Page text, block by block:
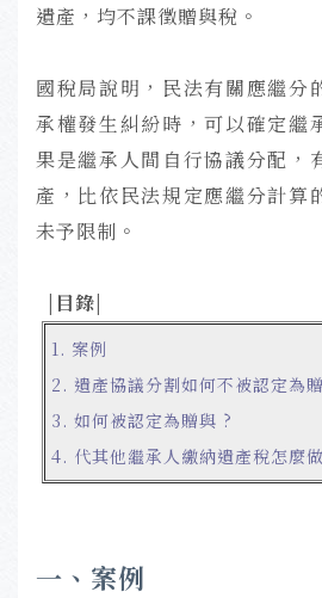
遺產，均不課徵贈與稅。
國稅局說明，民法有關應繼分
承權發生糾紛時，可以確定繼
果是繼承人間自行協議分配，
產，比依民法規定應繼分計算
未予限制。
|目錄|
1. 案例
2. 遺產協議分割如何不被認定為
3. 如何被認定為贈與 ?
4. 代其他繼承人繳納遺產稅怎麼
一、案例